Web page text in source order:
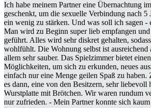
Ich habe meinem Partner eine Übernachtung
geschenkt, um die sexuelle Verbindung nach 5
ein wenig zu stärken. Und was soll ich sagen
Man wird zu Beginn super lieb empfangen
geführt. Alles wird sehr diskret gehalten,
wohlfühlt. Die Wohnung selbst ist ausreichend
allem sehr sauber. Das Spielzimmer bietet
Möglichkeiten, um sich zu erkunden, neues
einfach nur eine Menge geilen Spaß zu haben.
es dann, eine von den Besitzern, sehr liebevoll
Wurstplatte mit Brötchen. Wir waren rundum
nur zufrieden. - Mein Partner konnte sich